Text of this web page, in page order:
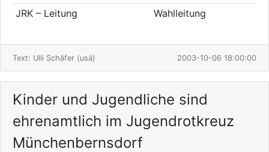
JRK – Leitung
Wahlleitung
Text: Ulli Schäfer (usä) 2003-10-06 18:00:00
Kinder und Jugendliche sind
ehrenamtlich im Jugendrotkreuz
Münchenbernsdorf